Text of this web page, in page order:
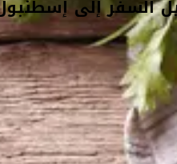
السفر إلى
السفر إلى